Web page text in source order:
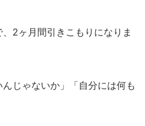
2ヶ月間引きこもりになりま
んじゃないか」「自分には何も